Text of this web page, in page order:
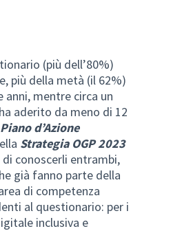
(più dell’80%)
più della metà (il 62%)
anni, mentre circa un
aderito da meno di 12
d’Azione
link)
Strategia OGP 2023
conoscerli entrambi,
già fanno parte della
di competenza
al questionario: per i
inclusiva e